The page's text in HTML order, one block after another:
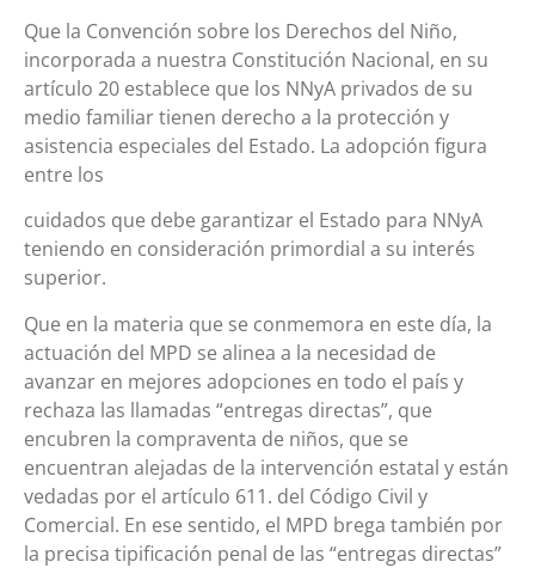
Que la Convención sobre los Derechos del Niño,
incorporada a nuestra Constitución Nacional, en su
artículo 20 establece que los NNyA privados de su
medio familiar tienen derecho a la protección y
asistencia especiales del Estado. La adopción figura
entre los
cuidados que debe garantizar el Estado para NNyA
teniendo en consideración primordial a su interés
superior.
Que en la materia que se conmemora en este día, la
actuación del MPD se alinea a la necesidad de
avanzar en mejores adopciones en todo el país y
rechaza las llamadas “entregas directas”, que
encubren la compraventa de niños, que se
encuentran alejadas de la intervención estatal y están
vedadas por el artículo 611. del Código Civil y
Comercial. En ese sentido, el MPD brega también por
la precisa tipificación penal de las “entregas directas”